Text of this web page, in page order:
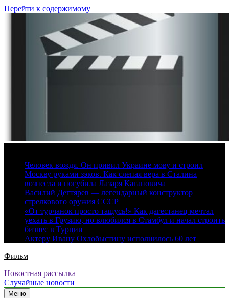
Перейти к содержимому
Человек вождя. Он привил Украине мову и строил
Москву руками зэков. Как слепая вера в Сталина
вознесла и погубила Лазаря Кагановича
Василий Дегтярев — легендарный конструктор
стрелкового оружия СССР
«От турчанок просто тащусь!» Как дагестанец мечтал
уехать в Грузию, но влюбился в Стамбул и начал строить
бизнес в Турции
Актеру Ивану Охлобыстину исполнилось 60 лет
Фильм
Новостная рассылка
Случайные новости
Меню